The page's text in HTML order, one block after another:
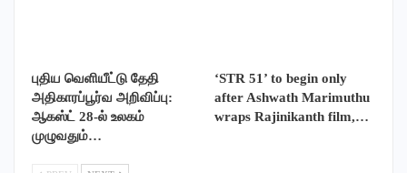
புதிய வெளியீட்டு தேதி
அதிகாரப்பூர்வ அறிவிப்பு:
ஆகஸ்ட் 28-ல் உலகம்
முழுவதும்…
‘STR 51’ to begin only
after Ashwath Marimuthu
wraps Rajinikanth film,…